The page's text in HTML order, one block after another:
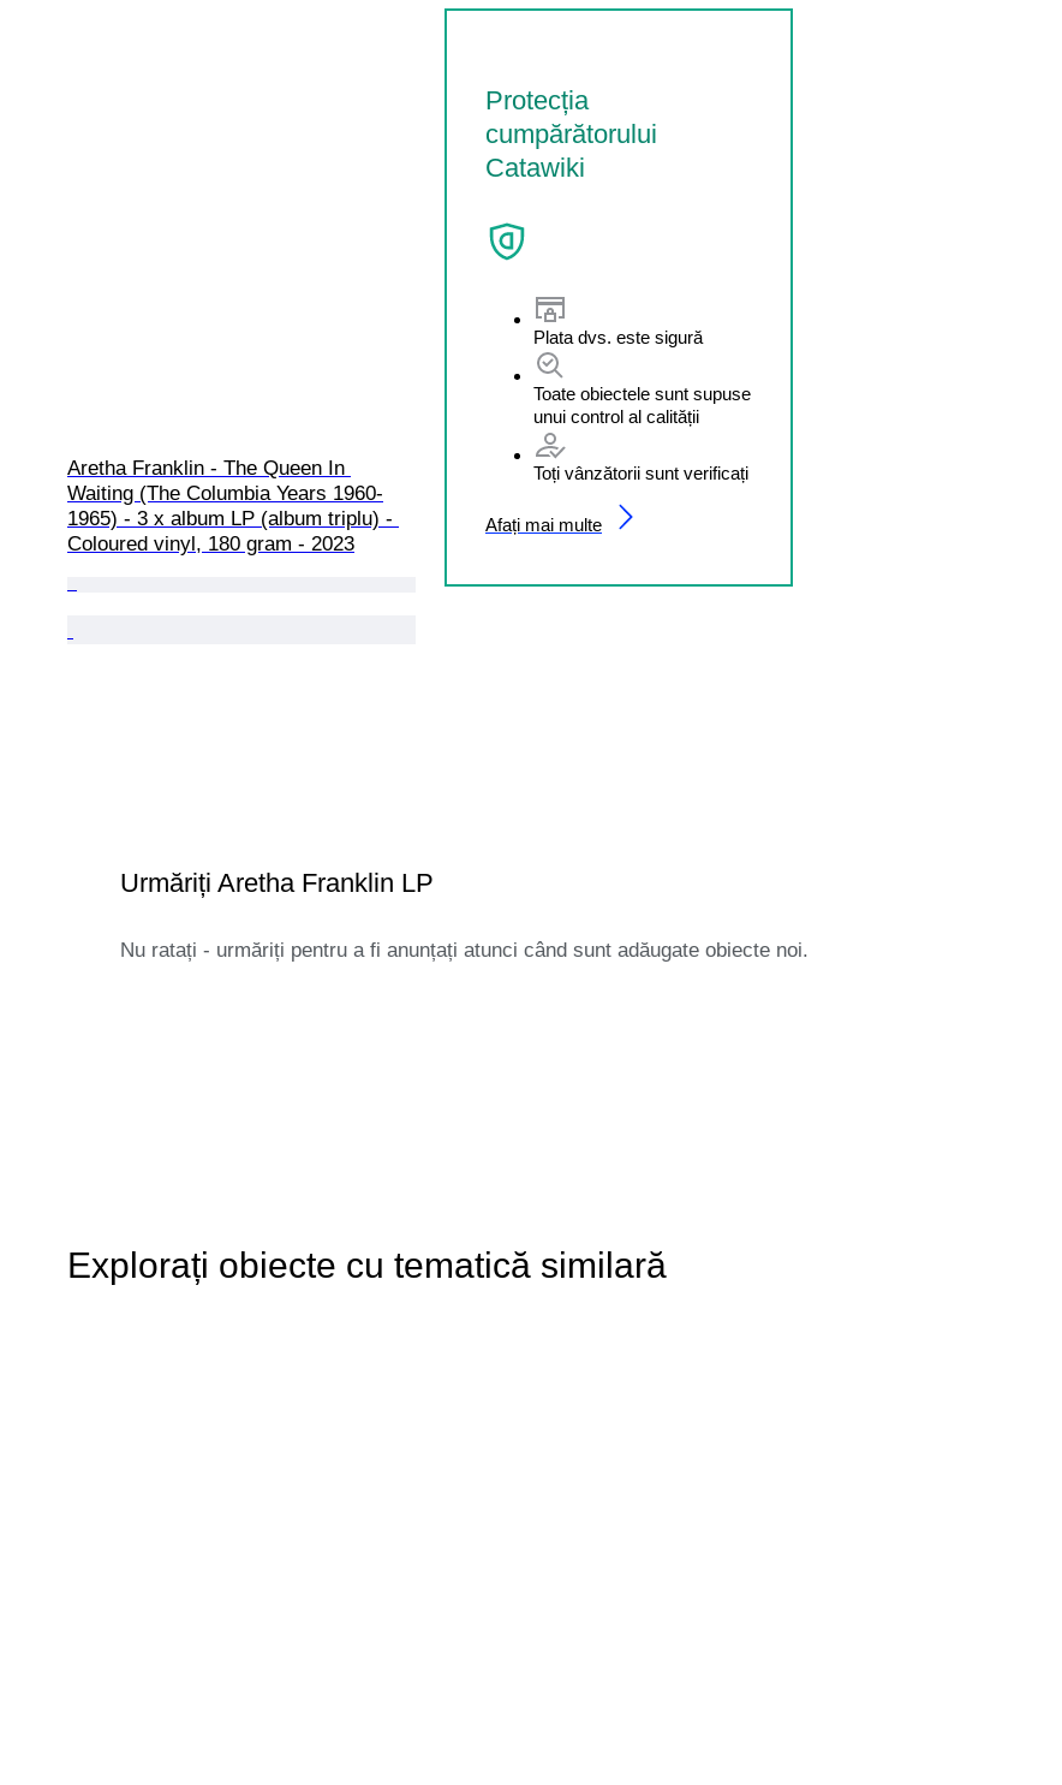
Aretha Franklin - The Queen In
Waiting (The Columbia Years 1960-
1965) - 3 x album LP (album triplu) -
Coloured vinyl, 180 gram - 2023
Protecția
cumpărătorului
Catawiki
Plata dvs. este sigură
Toate obiectele sunt supuse
unui control al calității
Toți vânzătorii sunt verificați
Afați mai multe
Urmăriți Aretha Franklin LP
Nu ratați - urmăriți pentru a fi anunțați atunci când sunt adăugate obiecte noi.
Explorați obiecte cu tematică similară